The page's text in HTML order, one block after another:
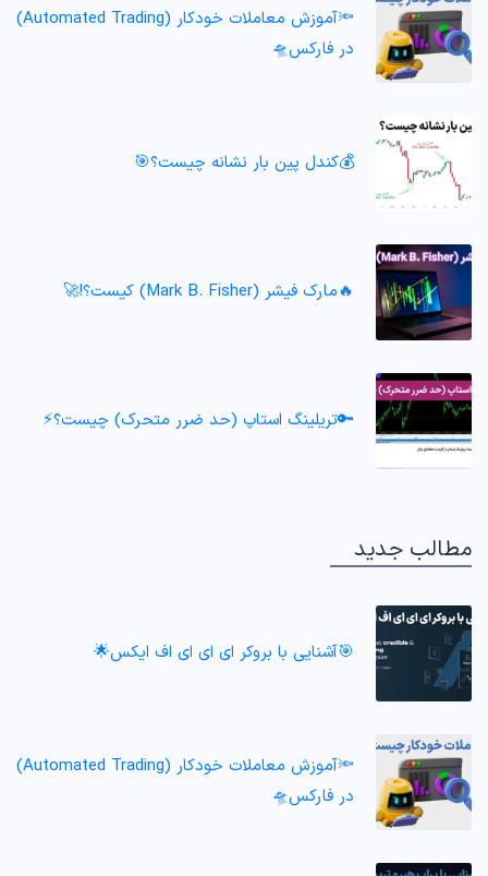
🔦آموزش معاملات خودکار (Automated Trading)
در فارکس🛸
💰کندل پین بار نشانه چیست؟🎯
🔥مارک فیشر (Mark B. Fisher) کیست؟!🚀
🔑تریلینگ استاپ (حد ضرر متحرک) چیست؟⚡
مطالب جدید
🎯آشنایی با بروکر ای ای ای اف ایکس🌟
🔦آموزش معاملات خودکار (Automated Trading)
در فارکس🛸